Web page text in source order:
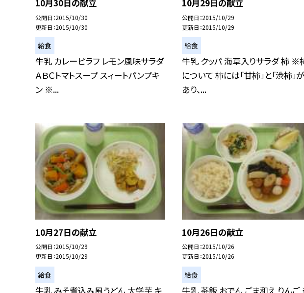
10月30日の献立
公開日 2015/10/30
更新日 2015/10/30
給食
牛乳 カレーピラフ レモン風味サラダ
ＡＢＣトマトスープ スィートパンプキ
ン ※...
10月29日の献立
公開日 2015/10/29
更新日 2015/10/29
給食
牛乳 クッパ 海草入りサラダ 柿 ※
について 柿には「甘柿」と「渋柿」が
あり、...
10月27日の献立
公開日 2015/10/29
更新日 2015/10/29
給食
牛乳 みそ煮込み風うどん 大学芋 キ
10月26日の献立
公開日 2015/10/26
更新日 2015/10/26
給食
牛乳 茶飯 おでん ごま和え りん